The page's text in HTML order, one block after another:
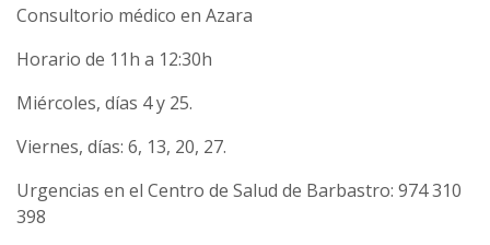
Consultorio médico en Azara
Horario de 11h a 12:30h
Miércoles, días 4 y 25.
Viernes, días: 6, 13, 20, 27.
Urgencias en el Centro de Salud de Barbastro: 974 310
398